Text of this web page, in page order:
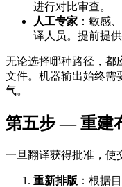
进行对比审查。
人工专家 ：敏感
译人员。提前提
无论选择哪种路径，都
文件。机器输出始终需
气。
第五步 — 重建
一旦翻译获得批准，使
重新排版 ：根据